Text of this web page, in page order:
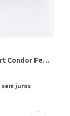
Relógio Smart Condor Feminino ROSE